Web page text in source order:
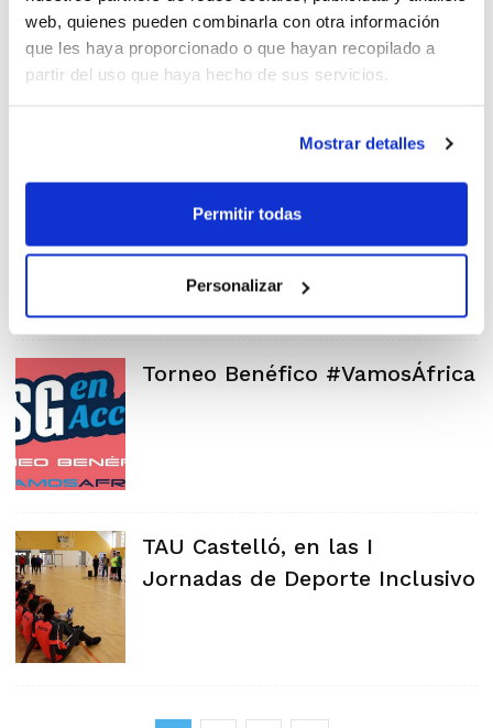
web, quienes pueden combinarla con otra información
que les haya proporcionado o que hayan recopilado a
partir del uso que haya hecho de sus servicios.
Mostrar detalles
Permitir todas
Personalizar
El CB Genovés colabora con la
Fundación Uno entre cien mil
Fundación Lucentum:
Torneo Benéfico #VamosÁfrica
TAU Castelló, en las I
Jornadas de Deporte Inclusivo